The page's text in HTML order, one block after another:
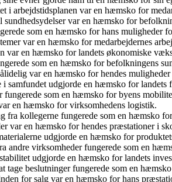
i arbejdstidsplanen var en hæmsko for
sundhedsydelser var en hæmsko for
som en hæmsko for hans muligheder
var en hæmsko for medarbejdernes
var en hæmsko for landets økonomiske
som en hæmsko for befolkningens
var en hæmsko for hendes
i samfundet udgjorde en hæmsko for landets
fungerede som en hæmsko for byens
en hæmsko for virksomhedens logistik.
fra kollegerne fungerede som en hæmsko
var en hæmsko for hendes præstationer i
udgjorde en hæmsko for
andre virksomheder fungerede som en
udgjorde en hæmsko for landets
tage beslutninger fungerede som en
for salg var en hæmsko for hans